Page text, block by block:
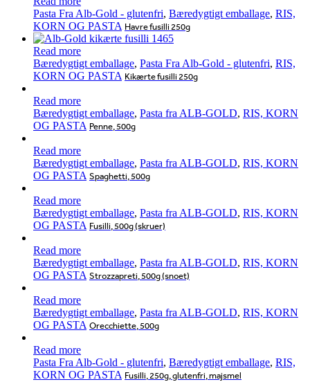
Pasta Fra Alb-Gold - glutenfri, Bæredygtigt emballage, RIS,
KORN OG PASTA Havre fusilli 250g
Read more
Bæredygtigt emballage, Pasta Fra Alb-Gold - glutenfri, RIS,
KORN OG PASTA Kikærte fusilli 250g
Read more
Bæredygtigt emballage, Pasta fra ALB-GOLD, RIS, KORN
OG PASTA Penne, 500g
Read more
Bæredygtigt emballage, Pasta fra ALB-GOLD, RIS, KORN
OG PASTA Spaghetti, 500g
Read more
Bæredygtigt emballage, Pasta fra ALB-GOLD, RIS, KORN
OG PASTA Fusilli, 500g (skruer)
Read more
Bæredygtigt emballage, Pasta fra ALB-GOLD, RIS, KORN
OG PASTA Strozzapreti, 500g (snoet)
Read more
Bæredygtigt emballage, Pasta fra ALB-GOLD, RIS, KORN
OG PASTA Orecchiette, 500g
Read more
Pasta Fra Alb-Gold - glutenfri, Bæredygtigt emballage, RIS,
KORN OG PASTA Fusilli, 250g, glutenfri, majsmel